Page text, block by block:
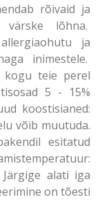
rõivaid ja
lõhna.
ja
inimestele.
kogu teie perel
5 - 15%
koostisianed:
võib muutuda.
esitatud
Järgige alati iga
on tõesti